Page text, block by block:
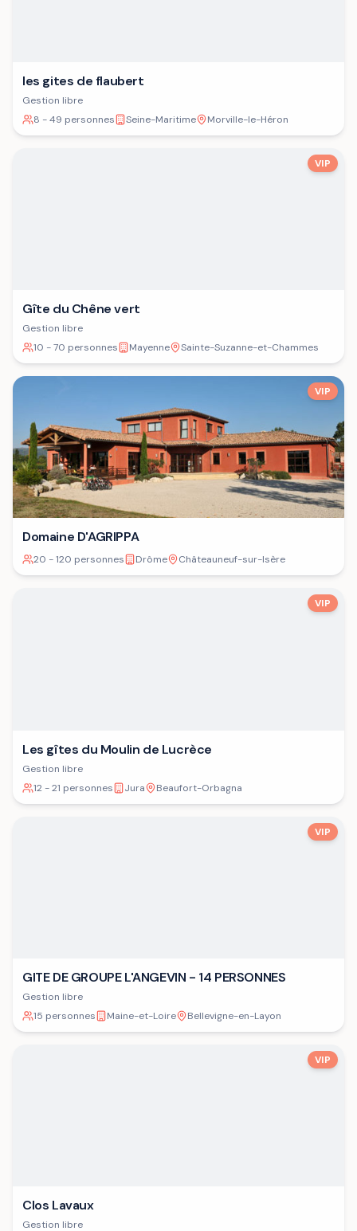
les gites de flaubert
Gestion libre
8 - 49 personnes
Seine-Maritime Morville-le-Héron
VIP
Gîte du Chêne vert
Gestion libre
10 - 70 personnes
Mayenne Sainte-Suzanne-et-Chammes
VIP
Domaine D'AGRIPPA
20 - 120 personnes Drôme Châteauneuf-sur-Isère
VIP
Les gîtes du Moulin de Lucrèce
Gestion libre
12 - 21 personnes
Jura Beaufort-Orbagna
VIP
GITE DE GROUPE L'ANGEVIN - 14 PERSONNES
Gestion libre
15 personnes
Maine-et-Loire Bellevigne-en-Layon
VIP
Clos Lavaux
Gestion libre